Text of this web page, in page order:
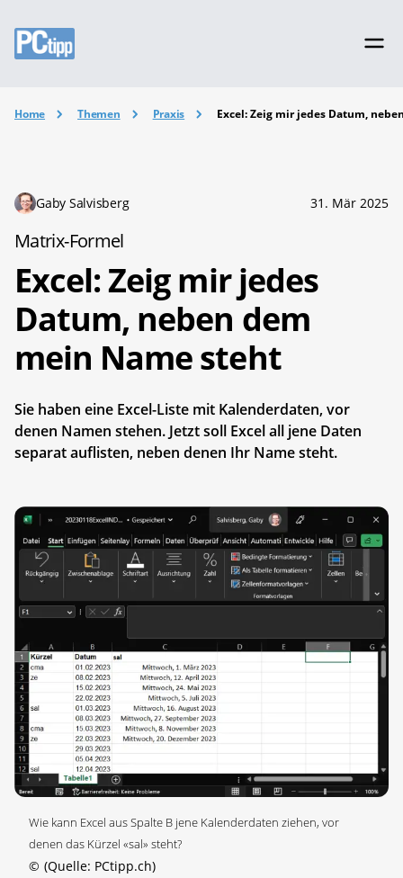
Home Themen Praxis Excel: Zeig mir jedes Datum,
Gaby Salvisberg 31. Mär 2025
Matrix-Formel
Excel: Zeig mir jedes
Datum, neben dem
mein Name steht
Sie haben eine Excel-Liste mit Kalenderdaten, vor
denen Namen stehen. Jetzt soll Excel all jene Daten
separat auflisten, neben denen Ihr Name steht.
Wie kann Excel aus Spalte B jene Kalenderdaten ziehen, vor
denen das Kürzel «sal» steht?
© (Quelle: PCtipp.ch)